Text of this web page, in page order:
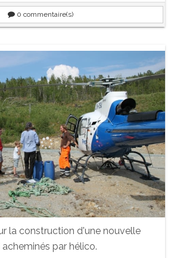
0 commentaire(s)
la construction d'une nouvelle
par hélico.